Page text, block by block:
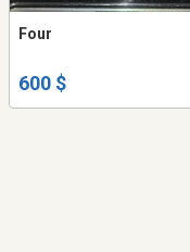
Four
600 $